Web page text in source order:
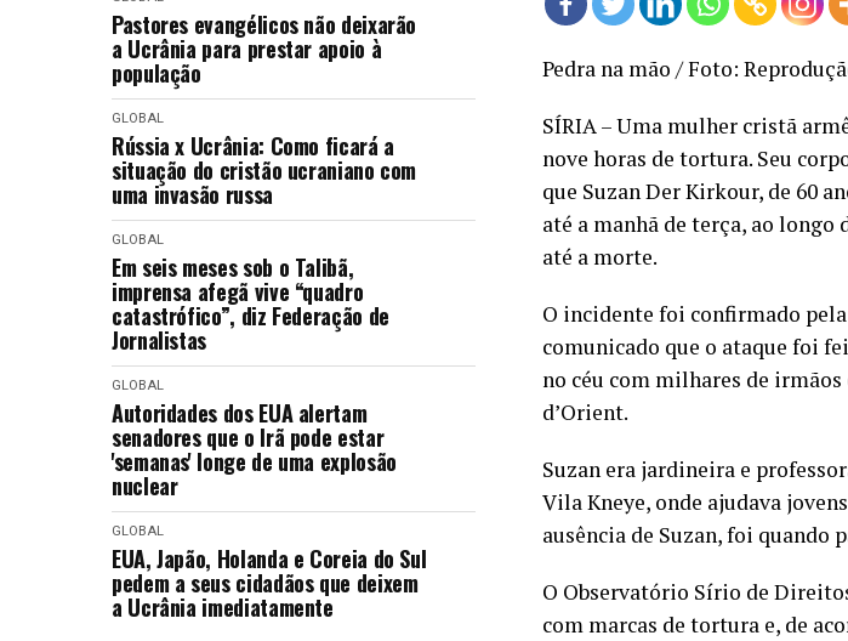
Pastores evangélicos não deixarão
a Ucrânia para prestar apoio à
população
GLOBAL
Rússia x Ucrânia: Como ficará a
situação do cristão ucraniano com
uma invasão russa
GLOBAL
Em seis meses sob o Talibã,
imprensa afegã vive “quadro
catastrófico”, diz Federação de
Jornalistas
GLOBAL
Autoridades dos EUA alertam
senadores que o Irã pode estar
'semanas' longe de uma explosão
nuclear
GLOBAL
EUA, Japão, Holanda e Coreia do Sul
pedem a seus cidadãos que deixem
a Ucrânia imediatamente
Pedra na mão / Foto:
SÍRIA – Uma mulher cristã
nove horas de tortura. Seu
que Suzan Der Kirkour, de 60
até a manhã de terça, ao
até a morte.
O incidente foi confirmado
comunicado que o ataque foi
no céu com milhares de irmãos
d’Orient.
Suzan era jardineira e
Vila Kneye, onde ajudava
ausência de Suzan, foi quando
O Observatório Sírio de
com marcas de tortura e, de